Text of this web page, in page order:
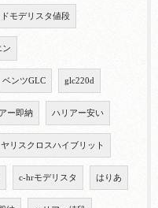
モデリスタ値段
ベンツGLC glc220d
ー即納 ハリアー安い
ヤリスクロスハイブリット
c-hrモデリスタ はりあ